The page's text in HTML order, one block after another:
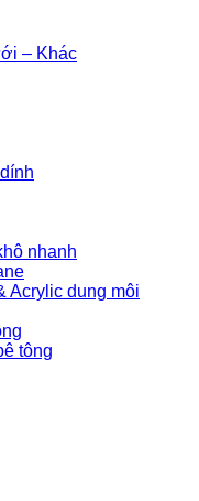
– Khác
nhanh
Acrylic dung môi
tông